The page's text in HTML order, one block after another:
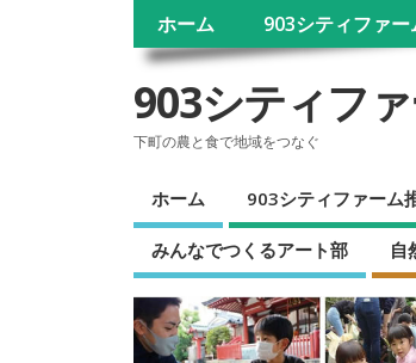
ホーム 903シティファ
903シティフ
下町の農と食で地域をつなぐ
ホーム 903シティファーム
みんなでつくるアート部 自